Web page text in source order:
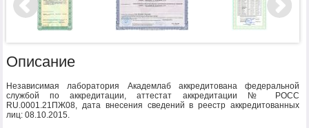
Описание
Независимая лаборатория Академлаб аккредитована федеральной
службой по аккредитации, аттестат аккредитации № РОСС
RU.0001.21ПЖ08, дата внесения сведений в реестр аккредитованных
лиц: 08.10.2015.